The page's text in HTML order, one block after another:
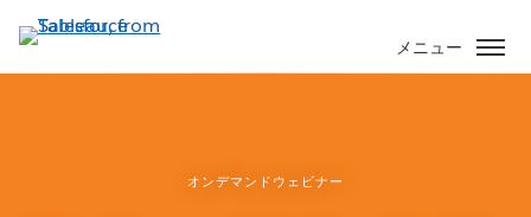
イ
ン
メニュー
オンデマンドウェビナー